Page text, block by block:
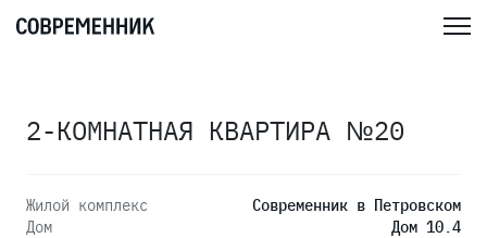
2-КОМНАТНАЯ КВАРТИРА №20
Жилой комплекс
Современник в Петровском
Дом
Дом 10.4